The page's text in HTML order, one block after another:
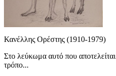
Κανέλλης Ορέστης (1910-1979)
Στο λεύκωμα αυτό που αποτελείται
τρόπο...